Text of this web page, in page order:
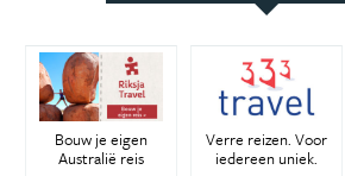
Bouw je eigen
Australië reis
Verre reizen. Voor
iedereen uniek.